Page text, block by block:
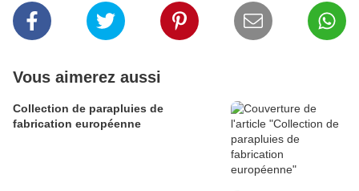
Vous aimerez aussi
Collection de parapluies de
fabrication européenne